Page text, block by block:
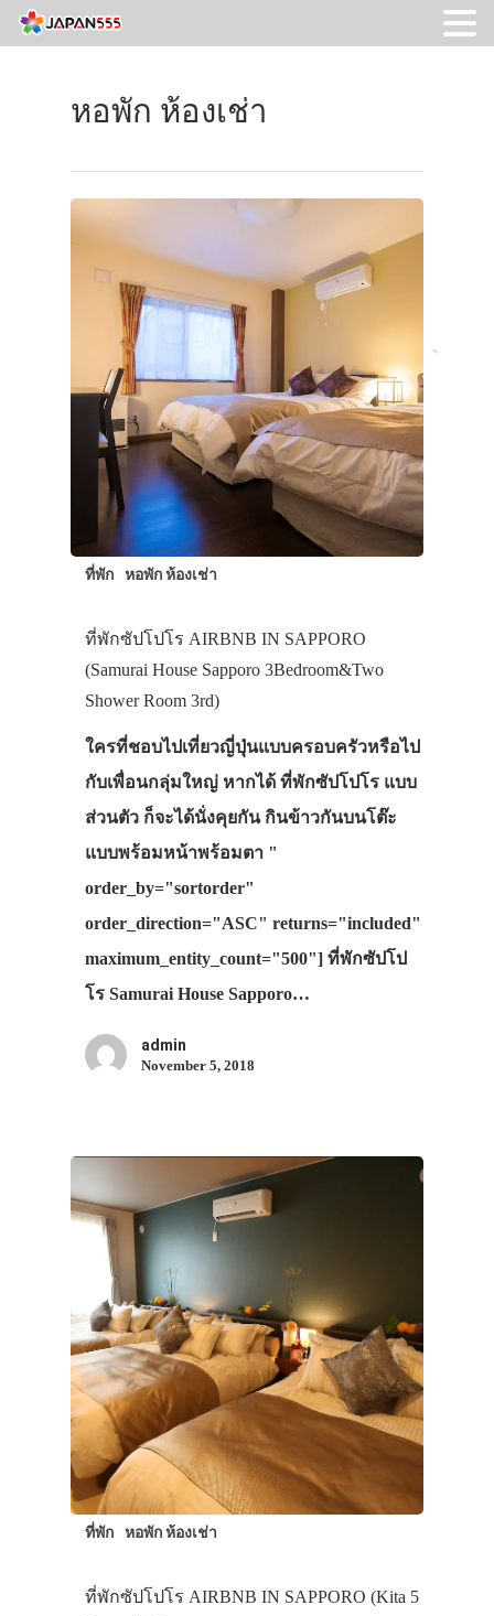
หอพัก ห้องเช่า
ที่พัก หอพัก ห้องเช่า
ที่พักซัปโปโร AIRBNB IN SAPPORO
(Samurai House Sapporo 3Bedroom&Two
Shower Room 3rd)
ใครที่ชอบไปเที่ยวญี่ปุ่นแบบครอบครัวหรือไป
กับเพื่อนกลุ่มใหญ่ หากได้ ที่พักซัปโปโร แบบ
ส่วนตัว ก็จะได้นั่งคุยกัน กินข้าวกันบนโต๊ะ
แบบพร้อมหน้าพร้อมตา "
order_by="sortorder"
order_direction="ASC" returns="included"
maximum_entity_count="500"] ที่พักซัปโป
โร Samurai House Sapporo…
admin
November 5, 2018
ที่พัก หอพัก ห้องเช่า
ที่พักซัปโปโร AIRBNB IN SAPPORO (Kita 5